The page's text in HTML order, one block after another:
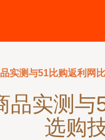
实测与51比购返利网
实测
选购